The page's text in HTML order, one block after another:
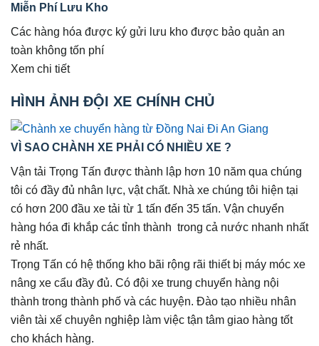
Miễn Phí Lưu Kho
Các hàng hóa được ký gửi lưu kho được bảo quản an
toàn không tốn phí
Xem chi tiết
HÌNH ẢNH ĐỘI XE CHÍNH CHỦ
VÌ SAO CHÀNH XE PHẢI CÓ NHIỀU XE ?
Vận tải Trọng Tấn được thành lập hơn 10 năm qua chúng
tôi có đầy đủ nhân lực, vật chất. Nhà xe chúng tôi hiện tại
có hơn 200 đầu xe tải từ 1 tấn đến 35 tấn. Vận chuyển
hàng hóa đi khắp các tỉnh thành trong cả nước nhanh nhất
rẻ nhất.
Trọng Tấn có hệ thống kho bãi rộng rãi thiết bị máy móc xe
nâng xe cẩu đầy đủ. Có đội xe trung chuyển hàng nội
thành trong thành phố và các huyện. Đào tạo nhiều nhân
viên tài xế chuyên nghiệp làm việc tận tâm giao hàng tốt
cho khách hàng.